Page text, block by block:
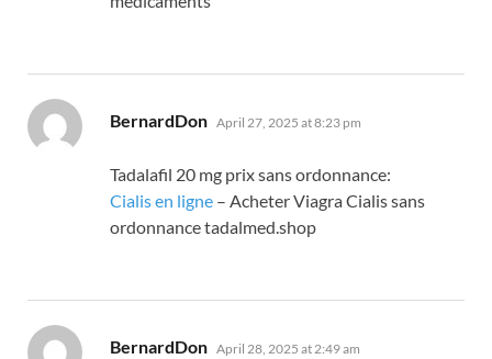
BernardDon says:
April 27, 2025 at 8:23 pm
Tadalafil 20 mg prix sans ordonnance:
Cialis en ligne – Acheter Viagra Cialis sans
ordonnance tadalmed.shop
BernardDon says:
April 28, 2025 at 2:49 am